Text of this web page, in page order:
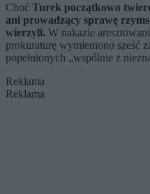
Choć Turek początkowo
ani prowadzący sprawę
wierzyli. W nakazie
prokuraturę wymieniono sześć
popełnionych „wspólnie z
Reklama
Reklama